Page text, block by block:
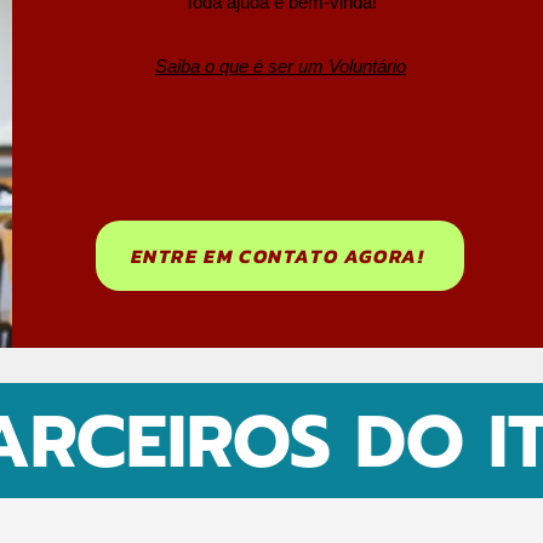
Saiba o que é ser um Voluntário
ENTRE EM CONTATO AGORA!
DO